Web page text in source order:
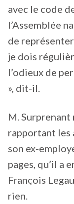
avec le code
l’Assemblée
de
je dois
l’odieux de
», dit-il.
M. Surprenant
rapportant les
son ex-
pages, qu’il a
François
rien.